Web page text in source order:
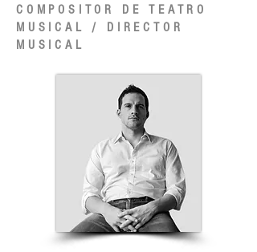
COMPOSITOR DE TEATRO
MUSICAL / DIRECTOR
MUSICAL